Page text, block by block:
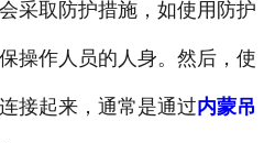
取防护措施，如使用防护
操作人员的人身。然后，使
接起来，通常是通过内蒙吊